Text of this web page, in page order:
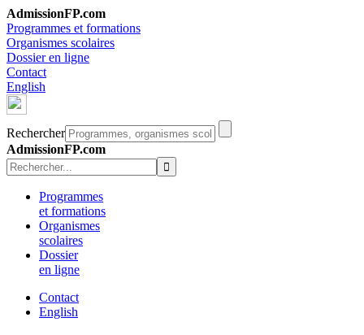
AdmissionFP.com
Programmes et formations
Organismes scolaires
Dossier en ligne
Contact
English
Rechercher
AdmissionFP.com
Programmes
et formations
Organismes
scolaires
Dossier
en ligne
Contact
English